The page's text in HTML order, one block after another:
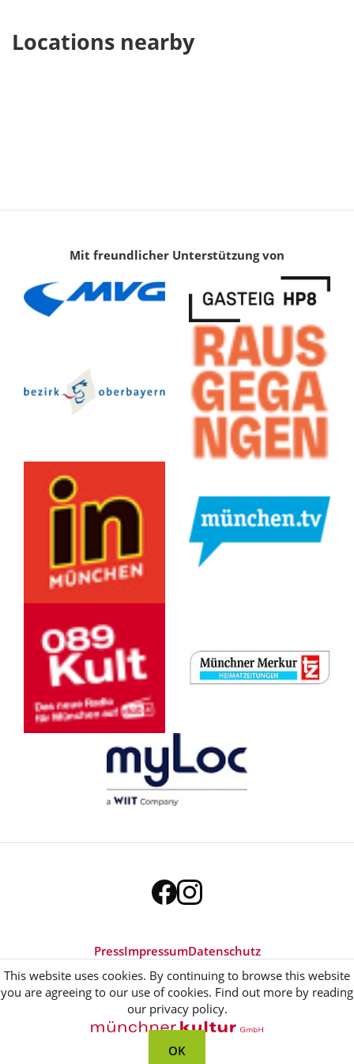
Locations nearby
Mit freundlicher Unterstützung von
PressImpressumDatenschutz
This website uses cookies. By continuing to browse this website
you are agreeing to our use of cookies. Find out more by reading
our privacy policy.
OK